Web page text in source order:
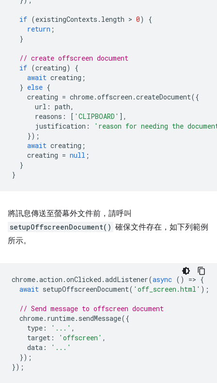
if (existingContexts . length > 0)
{
return ;
}
// create offscreen document
if (creating)
{
await creating ;
} else {
creating = chrome.offscreen .createDocument({
url : path,
reasons : [ 'CLIPBOARD' ],
justification :
'reason for needing the
});
await creating ;
creating = null ;
}
}
將訊息傳送至螢幕外文件前，請呼叫
setupOffscreenDocument() 確保文件存在，如下列範例
所示。
chrome.action .onClicked .addListener(async () => {
await setupOffscreenDocument( 'off_screen.html' );
// Send message to offscreen document
chrome. runtime. sendMessage({
type : '...' ,
target : 'offscreen' ,
data :
'...'
});
});